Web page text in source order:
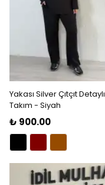
Yakası Silver Çıtçıt Detaylı
Takım - Siyah
₺ 900.00